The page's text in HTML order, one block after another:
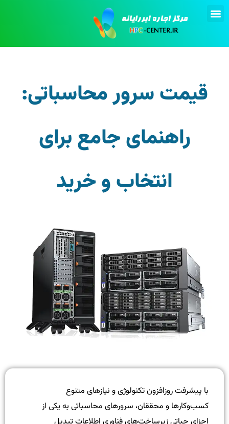
قیمت سرور محاسباتی:
راهنمای جامع برای
انتخاب و خرید
با پیشرفت روزافزون تکنولوژی و نیازهای متنوع
کسب‌وکارها و محققان، سرورهای محاسباتی به یکی از